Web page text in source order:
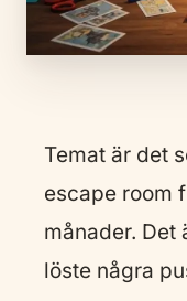
Temat är det
escape room
månader. Det
löste några